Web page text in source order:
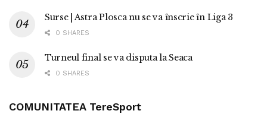
Surse | Astra Plosca nu se va înscrie în Liga 3
0 SHARES
Turneul final se va disputa la Seaca
0 SHARES
COMUNITATEA TereSport